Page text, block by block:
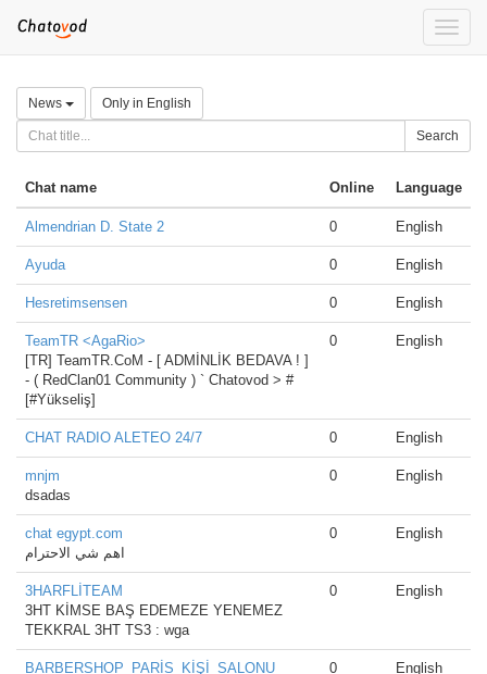
Toggle
News Only in English
Search
Chat name Online Language
Almendrian D. State 2 0 English
Ayuda 0 English
Hesretimsensen 0 English
TeamTR <AgaRio>
[TR] TeamTR.CoM - [ ADMİNLİK BEDAVA ! ]
- ( RedClan01 Community ) ` Chatovod > #
[#Yükseliş]
0 English
CHAT RADIO ALETEO 24/7 0 English
mnjm
dsadas
0 English
chat egypt.com
اهم شي الاحترام
0 English
3HARFLİTEAM
3HT KİMSE BAŞ EDEMEZE YENEMEZ
TEKKRAL 3HT TS3 : wga
0 English
BARBERSHOP_PARİS_KİŞİ_SALONU
0 English